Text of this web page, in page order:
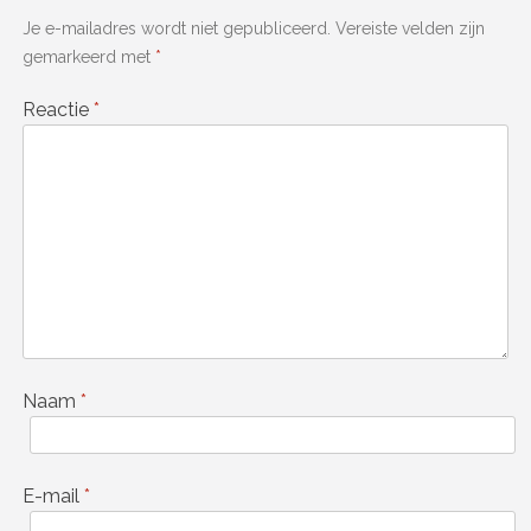
Je e-mailadres wordt niet gepubliceerd. Vereiste velden zijn
gemarkeerd met *
Reactie *
Naam *
E-mail *